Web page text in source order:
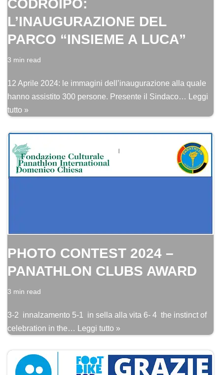
CODROIPO:
L’INAUGURAZIONE DEL
PARCO “INSIEME A LUCA”
3 min read
12 Aprile 2024: le immagini dell’inaugurazione alla quale
hanno assistito 300 persone. Presente il Sindaco… Leggi
tutto »
PHOTO CONTEST 2024 –
PANATHLON CLUBS AWARD
3 min read
3-2 innalzamento 5-1 in sella alla vita 6- 4 the instinct of
celebration in the… Leggi tutto »